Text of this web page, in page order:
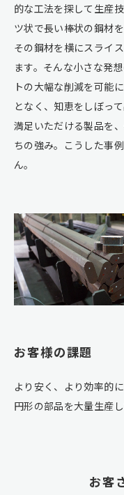
的な工法を探して生産
ツ状で長い棒状の鋼材
その鋼材を横にスライ
ます。そんな小さな発
トの大幅な削減を可能
となく、知恵をしぼっ
満足いただける製品を
ちの強み。こうした事
ん。
お客様の課題
より安く、より効率的に
円形の部品を大量生産
お客